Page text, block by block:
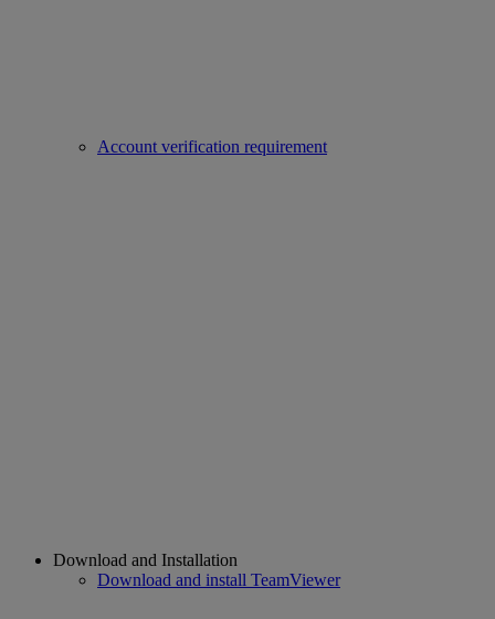
Account verification requirement
Download and Installation
Download and install TeamViewer